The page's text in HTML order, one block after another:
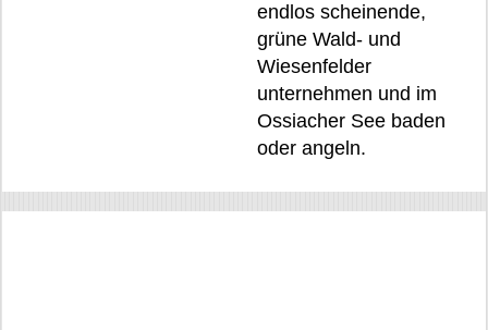
endlos scheinende,
grüne Wald- und
Wiesenfelder
unternehmen und im
Ossiacher See baden
oder angeln.